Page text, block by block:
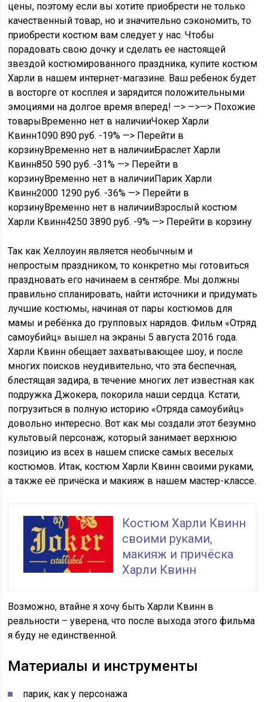
цены, поэтому если вы хотите приобрести не только
качественный товар, но и значительно сэкономить, то
приобрести костюм вам следует у нас. Чтобы
порадовать свою дочку и сделать ее настоящей
звездой костюмированного праздника, купите костюм
Харли в нашем интернет-магазине. Ваш ребенок будет
в восторге от косплея и зарядится положительными
эмоциями на долгое время вперед! —> —>—> Похожие
товарыВременно нет в наличииЧокер Харли
Квинн1090 890 руб. -19% —> Перейти в
корзинуВременно нет в наличииБраслет Харли
Квинн850 590 руб. -31% —> Перейти в
корзинуВременно нет в наличииПарик Харли
Квинн2000 1290 руб. -36% —> Перейти в
корзинуВременно нет в наличииВзрослый костюм
Харли Квинн4250 3890 руб. -9% —> Перейти в корзину
Так как Хеллоуин является необычным и
непростым праздником, то конкретно мы готовиться
праздновать его начинаем в сентябре. Мы должны
правильно спланировать, найти источники и придумать
лучшие костюмы, начиная от пары костюмов для
мамы и ребёнка до групповых нарядов. Фильм «Отряд
самоубийц» вышел на экраны 5 августа 2016 года.
Харли Квинн обещает захватывающее шоу, и после
многих поисков неудивительно, что эта беспечная,
блестящая задира, в течение многих лет известная как
подружка Джокера, покорила наши сердца. Кстати,
погрузиться в полную историю «Отряда самоубийц»
довольно интересно. Вот как мы создали этот безумно
культовый персонаж, который занимает верхнюю
позицию из всех в нашем списке самых веселых
костюмов. Итак, костюм Харли Квинн своими руками,
а также её причёска и макияж в нашем мастер-классе.
Костюм Харли Квинн
своими руками,
макияж и причёска
Харли Квинн
Возможно, втайне я хочу быть Харли Квинн в
реальности – уверена, что после выхода этого фильма
я буду не единственной.
Материалы и инструменты
парик, как у персонажа